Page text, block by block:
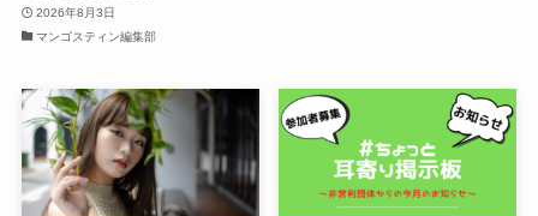
2026年8月3日
マンゴスティン編集部